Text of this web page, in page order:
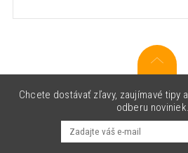
Chcete dostávať zľavy, zaujímavé tipy
odberu noviniek.